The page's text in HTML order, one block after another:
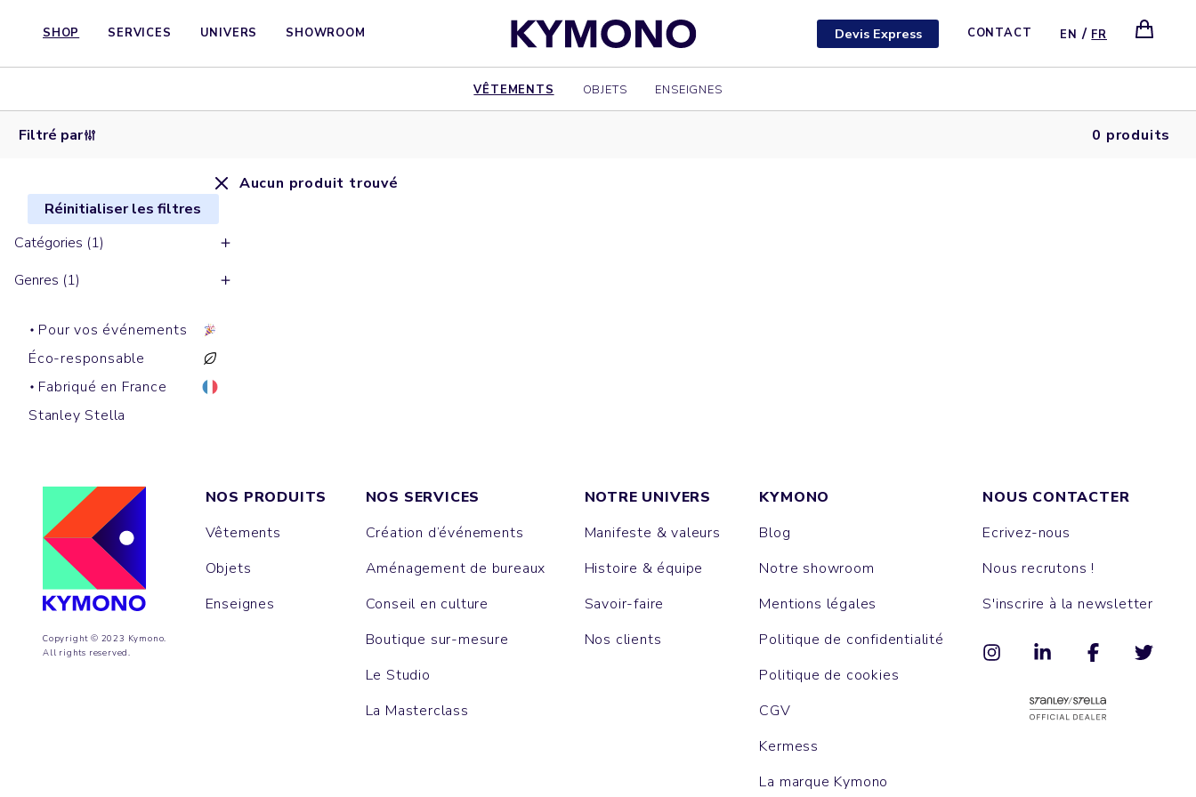
SHOP SERVICES UNIVERS SHOWROOM Devis Express CONTACT EN / FR
VÊTEMENTS OBJETS ENSEIGNES
Filtré par 0 produits
Réinitialiser les filtres
Catégories (1)
Genres (1)
Pour vos événements
Éco-responsable
Fabriqué en France
Stanley Stella
Aucun produit trouvé
Copyright © 2023 Kymono.
All rights reserved.
NOS PRODUITS
Vêtements
Objets
Enseignes
NOS SERVICES
Création d’événements
Aménagement de bureaux
Conseil en culture
Boutique sur-mesure
Le Studio
La Masterclass
NOTRE UNIVERS
Manifeste & valeurs
Histoire & équipe
Savoir-faire
Nos clients
KYMONO
Blog
Notre showroom
Mentions légales
Politique de confidentialité
Politique de cookies
CGV
Kermess
La marque Kymono
NOUS CONTACTER
Ecrivez-nous
Nous recrutons !
S'inscrire à la newsletter